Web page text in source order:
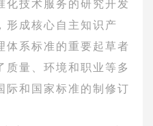
化技术服务的研究开发
形成核心自主知识产
体系标准的重要起草者
质量、环境和职业等多
际和国家标准的制修订